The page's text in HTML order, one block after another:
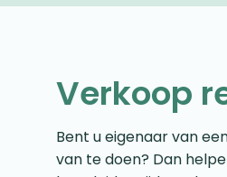
Verkoop
Bent u eigenaar van
van te doen? Dan